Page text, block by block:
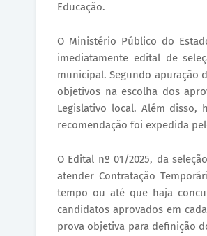
Educação.
O Ministério Público do
imediatamente edital de
municipal. Segundo apuração
objetivos na escolha dos
Legislativo local. Além
recomendação foi expedida
O Edital nº 01/2025, da
atender Contratação
tempo ou até que haja
candidatos aprovados em
prova objetiva para definição